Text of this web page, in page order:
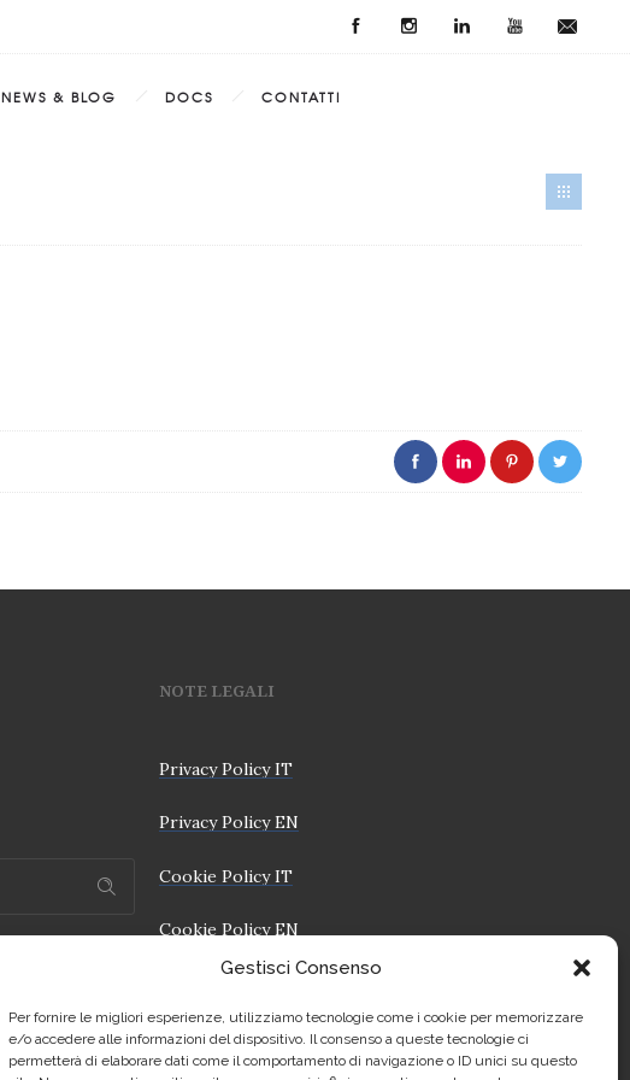
Gestisci Consenso
Per fornire le migliori esperienze, utilizziamo tecnologie come i cookie per memorizzare
e/o accedere alle informazioni del dispositivo. Il consenso a queste tecnologie ci
permetterà di elaborare dati come il comportamento di navigazione o ID unici su questo
NEWS & BLOG DOCS CONTATTI
NOTE LEGALI
Privacy Policy IT
Privacy Policy EN
Cookie Policy IT
Cookie Policy EN